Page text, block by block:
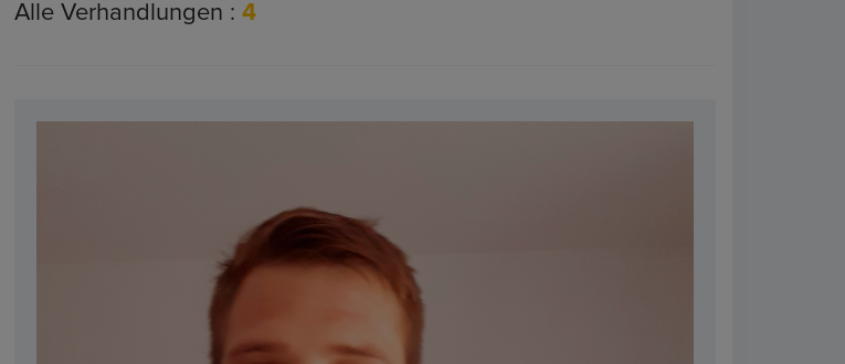
Alle Verhandlungen : 4